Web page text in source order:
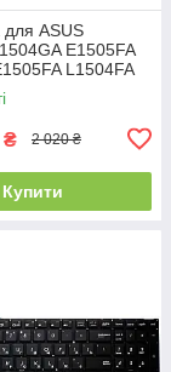
для ASUS
E1505FA
L1504FA
K3605 15X
S3504 (RU
₴ 2 020 ₴
Купити